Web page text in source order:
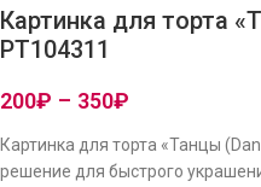
Картинка для торта
PT104311
200₽ – 350₽
Картинка для торта «Танцы
решение для быстрого